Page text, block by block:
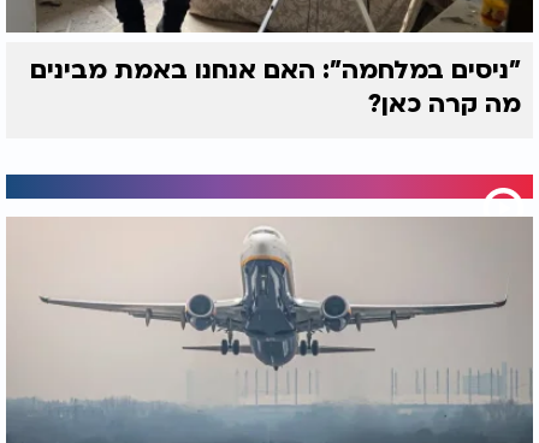
"ניסים במלחמה": האם אנחנו באמת מבינים
מה קרה כאן?